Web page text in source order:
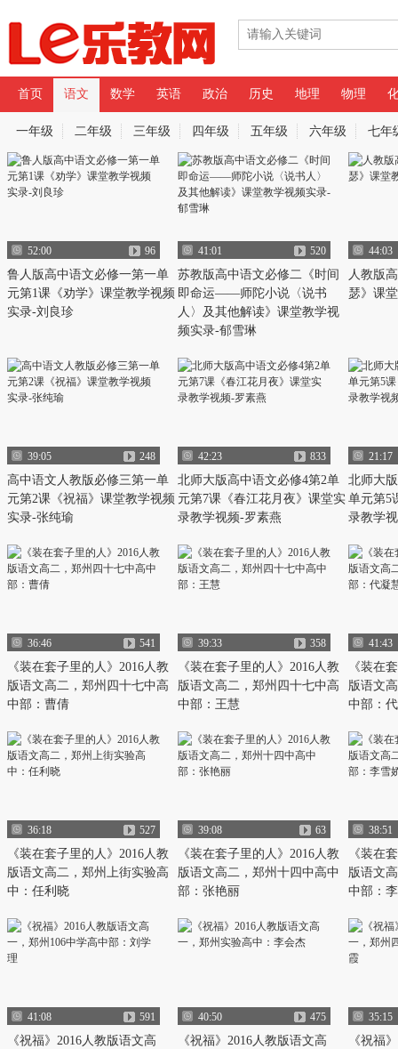
首页 语文 数学 英语 政治 历史 地理 物理
专辑
一年级 二年级 三年级 四年级 五年级 六年级 七年
语文名师课堂 视频筛选
52:00 96
鲁人版高中语文必修一第一单
元第1课《劝学》课堂教学视频
实录-刘良珍
41:01 520
苏教版高中语文必修二《时间
即命运——师陀小说〈说书
人〉及其他解读》课堂教学视
频实录-郁雪琳
44:03
人教版
瑟》课
39:05 248
高中语文人教版必修三第一单
元第2课《祝福》课堂教学视频
实录-张纯瑜
42:23 833
北师大版高中语文必修4第2单
元第7课《春江花月夜》课堂实
录教学视频-罗素燕
21:17
北师大
单元第5
录教学
36:46 541
《装在套子里的人》2016人教
版语文高二，郑州四十七中高
中部：曹倩
39:33 358
《装在套子里的人》2016人教
版语文高二，郑州四十七中高
中部：王慧
41:43
《装在
版语文
中部：
36:18 527
《装在套子里的人》2016人教
版语文高二，郑州上街实验高
中：任利晓
39:08 63
《装在套子里的人》2016人教
版语文高二，郑州十四中高中
部：张艳丽
38:51
《装在
版语文
中部：
41:08 591
《祝福》2016人教版语文高
40:50 475
《祝福》2016人教版语文高
35:15
《祝福